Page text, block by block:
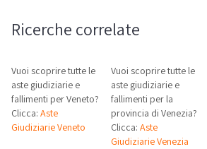
Ricerche correlate
Vuoi scoprire tutte le
aste giudiziarie e
fallimenti per Veneto?
Clicca: Aste
Giudiziarie Veneto
Vuoi scoprire tutte le
aste giudiziarie e
fallimenti per la
provincia di Venezia?
Clicca:Aste
Giudiziarie Venezia